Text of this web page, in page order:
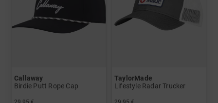
Callaway
Birdie Putt Rope Cap
TaylorMade
Lifestyle Radar Trucker